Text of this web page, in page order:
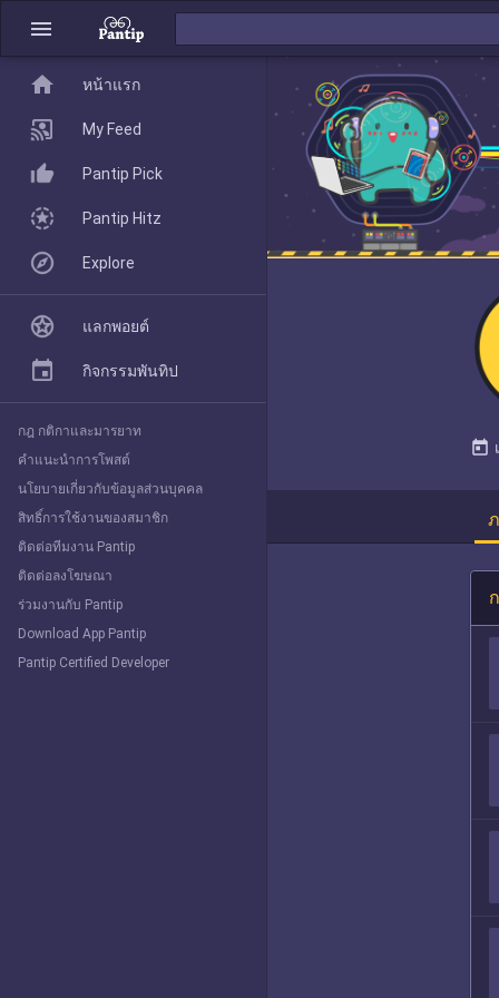
menu
today
home
Pantip Pick
Explore
home หน้าแรก
My Feed
Pantip Pick
Pantip Hitz
Explore
แลกพอยต์
กิจกรรมพันทิป
กฎ กติกาและมารยาท
คำแนะนำการโพสต์
นโยบายเกี่ยวกับข้อมูลส่วนบุคคล
สิทธิ์การใช้งานของสมาชิก
ติดต่อทีมงาน Pantip
ติดต่อลงโฆษณา
ร่วมงานกับ Pantip
Download App Pantip
Pantip Certified Developer